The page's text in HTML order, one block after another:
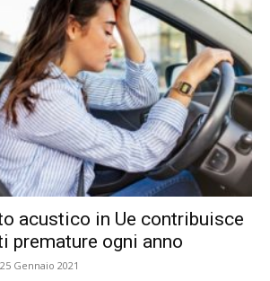
acustico in Ue contribuisce
premature ogni anno
25 Gennaio 2021